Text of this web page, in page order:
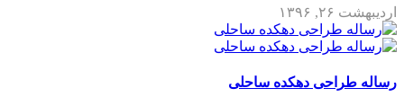
اردیبهشت ۲۶, ۱۳۹۶
رساله طراحی دهکده ساحلی